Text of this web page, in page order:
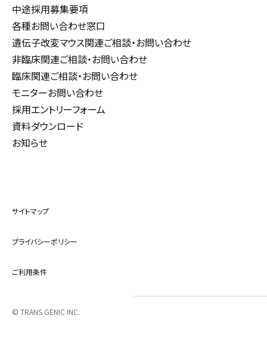
中途採用募集要項
各種お問い合わせ窓口
遺伝子改変マウス関連ご相談・お問い合わせ
非臨床関連ご相談・お問い合わせ
臨床関連ご相談・お問い合わせ
モニターお問い合わせ
採用エントリーフォーム
資料ダウンロード
お知らせ
サイトマップ
プライバシーポリシー
ご利用条件
© TRANS GENIC INC.